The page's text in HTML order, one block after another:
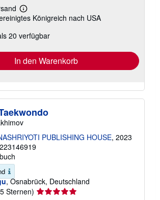
Weitere
Informationen
Versandkosten
Königreich nach USA
20 verfügbar
In den Warenkorb
PUBLISHING HOUSE, 2023
, Osnabrück, Deutschland
Sternen) Verkäuferbewertung